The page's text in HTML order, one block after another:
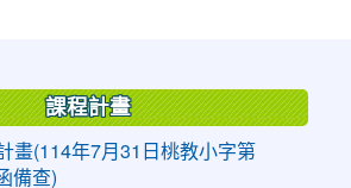
課程計畫
畫(114年7月31日桃教小字第
備查)